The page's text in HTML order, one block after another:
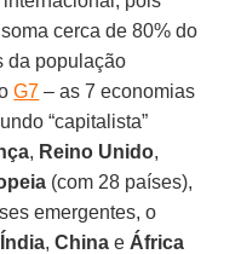
cerca de 80% do
da população
G7 – as 7 economias
“capitalista”
, Reino Unido,
(com 28 países),
emergentes, o
Índia,China e África